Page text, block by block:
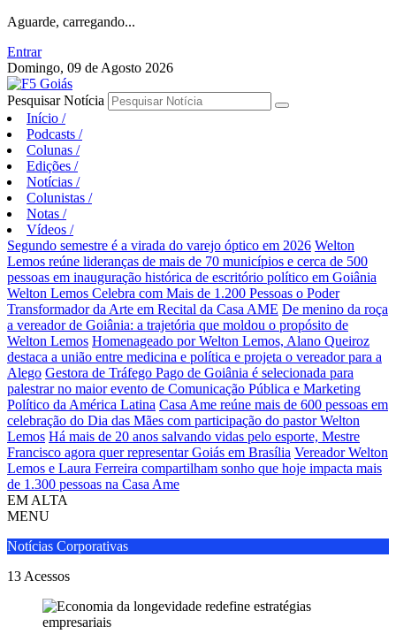
Aguarde, carregando...
Entrar
Domingo, 09 de Agosto 2026
Pesquisar Notícia
Início /
Podcasts /
Colunas /
Edições /
Notícias /
Colunistas /
Notas /
Vídeos /
Segundo semestre é a virada do varejo óptico em 2026 Welton
Lemos reúne lideranças de mais de 70 municípios e cerca de 500
pessoas em inauguração histórica de escritório político em Goiânia
Welton Lemos Celebra com Mais de 1.200 Pessoas o Poder
Transformador da Arte em Recital da Casa AME De menino da roça
a vereador de Goiânia: a trajetória que moldou o propósito de
Welton Lemos Homenageado por Welton Lemos, Alano Queiroz
destaca a união entre medicina e política e projeta o vereador para a
Alego Gestora de Tráfego Pago de Goiânia é selecionada para
palestrar no maior evento de Comunicação Pública e Marketing
Político da América Latina Casa Ame reúne mais de 600 pessoas em
celebração do Dia das Mães com participação do pastor Welton
Lemos Há mais de 20 anos salvando vidas pelo esporte, Mestre
Francisco agora quer representar Goiás em Brasília Vereador Welton
Lemos e Laura Ferreira compartilham sonho que hoje impacta mais
de 1.300 pessoas na Casa Ame
EM ALTA
MENU
Notícias Corporativas
13 Acessos